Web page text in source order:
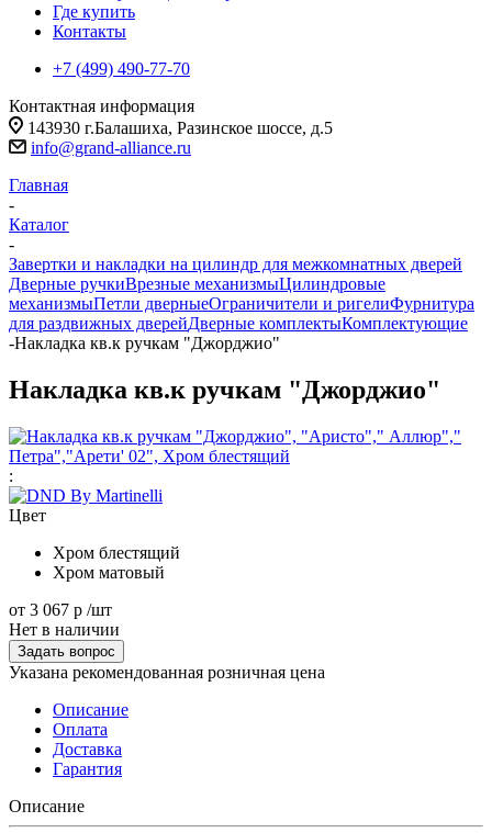
Где купить
Контакты
+7 (499) 490-77-70
Контактная информация
143930 г.Балашиха, Разинское шоссе, д.5
info@grand-alliance.ru
Главная
-
Каталог
-
Завертки и накладки на цилиндр для межкомнатных дверей
Дверные ручкиВрезные механизмыЦилиндровые
механизмыПетли дверныеОграничители и ригелиФурнитура
для раздвижных дверейДверные комплектыКомплектующие
-Накладка кв.к ручкам "Джорджио"
Накладка кв.к ручкам "Джорджио"
:
Цвет
Хром блестящий
Хром матовый
от 3 067 р /шт
Нет в наличии
Задать вопрос
Указана рекомендованная розничная цена
Описание
Оплата
Доставка
Гарантия
Описание